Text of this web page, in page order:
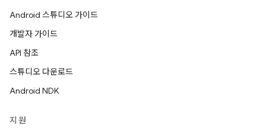
Android 스튜디오 가이드
개발자 가이드
API 참조
스튜디오 다운로드
Android NDK
지원